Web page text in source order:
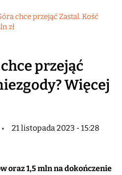
chce przejąć Zastal. Kość
zł
przejąć
Więcej
21 listopada 2023 - 15:28
oraz 1,5 mln na dokończenie